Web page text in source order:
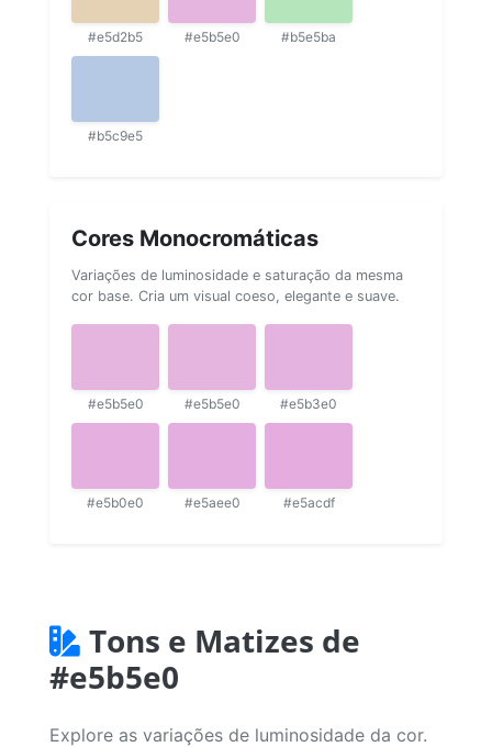
#e5d2b5 #e5b5e0 #b5e5ba
#b5c9e5
Cores Monocromáticas
Variações de luminosidade e saturação da mesma
cor base. Cria um visual coeso, elegante e suave.
#e5b5e0 #e5b5e0 #e5b3e0
#e5b0e0 #e5aee0 #e5acdf
Tons e Matizes de
#e5b5e0
Explore as variações de luminosidade da cor.